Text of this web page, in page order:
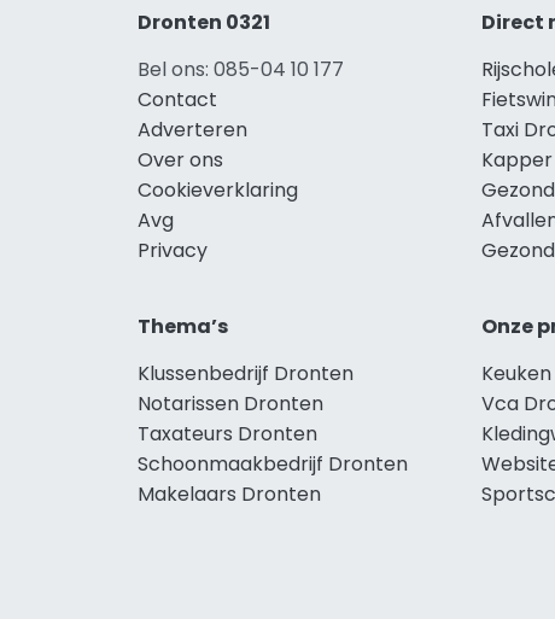
Dronten 0321
Bel ons: 085-04 10 177
Contact
Adverteren
Over ons
Cookieverklaring
Avg
Privacy
Direct
Taxi
Thema’s
Klussenbedrijf Dronten
Notarissen Dronten
Taxateurs Dronten
Schoonmaakbedrijf Dronten
Makelaars Dronten
Onze
Vca